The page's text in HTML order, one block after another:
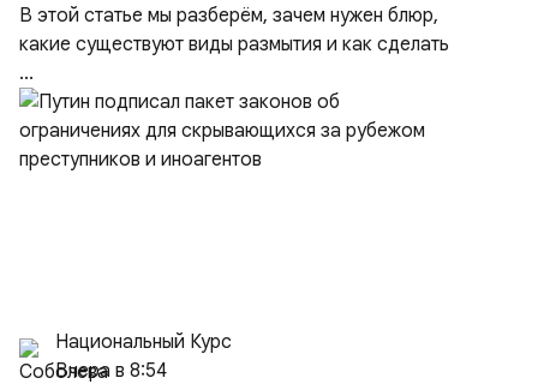
В этой статье мы разберём, зачем нужен блюр,
какие существуют виды размытия и как сделать
...
Национальный Курс
Вчера в 8:54